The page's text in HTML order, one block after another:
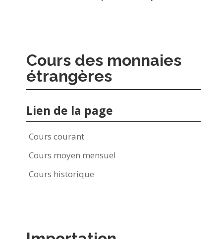
Cours des monnaies
étrangères
Lien de la page
Cours courant
Cours moyen mensuel
Cours historique